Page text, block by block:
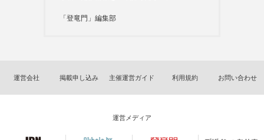
「登竜門」編集部
運営会社 掲載申し込み 主催運営ガイド 利用規約 お問い合わせ
運営メディア